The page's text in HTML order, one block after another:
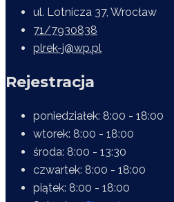
ul. Lotnicza 37, Wrocław
71/7930838
plrek-j@wp.pl
Rejestracja
poniedziałek: 8:00 - 18:00
wtorek: 8:00 - 18:00
środa: 8:00 - 13:30
czwartek: 8:00 - 18:00
piątek: 8:00 - 18:00